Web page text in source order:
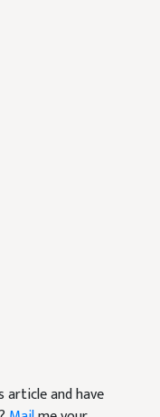
article and have